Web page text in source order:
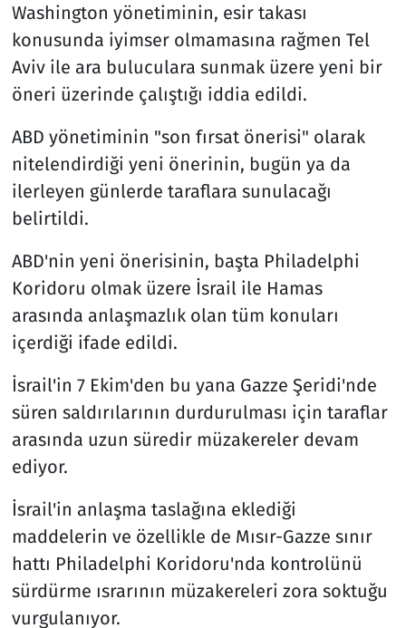
Washington yönetiminin, esir takası
konusunda iyimser olmamasına rağmen Tel
Aviv ile ara buluculara sunmak üzere yeni bir
öneri üzerinde çalıştığı iddia edildi.
ABD yönetiminin "son fırsat önerisi" olarak
nitelendirdiği yeni önerinin, bugün ya da
ilerleyen günlerde taraflara sunulacağı
belirtildi.
ABD'nin yeni önerisinin, başta Philadelphi
Koridoru olmak üzere İsrail ile Hamas
arasında anlaşmazlık olan tüm konuları
içerdiği ifade edildi.
İsrail'in 7 Ekim'den bu yana Gazze Şeridi'nde
süren saldırılarının durdurulması için taraflar
arasında uzun süredir müzakereler devam
ediyor.
İsrail'in anlaşma taslağına eklediği
maddelerin ve özellikle de Mısır-Gazze sınır
hattı Philadelphi Koridoru'nda kontrolünü
sürdürme ısrarının müzakereleri zora soktuğu
vurgulanıyor.
Televizyon